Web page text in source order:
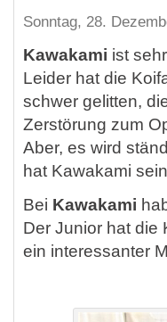
Sonntag, 28.
Kawakami ist
Leider hat die
schwer gelitten,
Zerstörung zum
Aber, es wird
hat Kawakami
Bei Kawakami
Der Junior hat die
ein interessanter